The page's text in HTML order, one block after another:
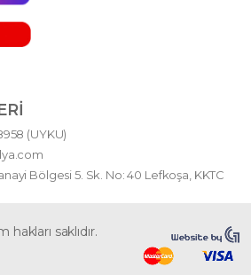
(UYKU)
Bölgesi 5. Sk. No: 40 Lefkoşa, KKTC
hakları saklıdır.